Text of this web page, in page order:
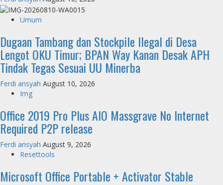
Umum
Dugaan Tambang dan Stockpile Ilegal di Desa
Lengot OKU Timur; BPAN Way Kanan Desak APH
Tindak Tegas Sesuai UU Minerba
Ferdi ansyah August 10, 2026
Img
Office 2019 Pro Plus AIO Massgrave No Internet
Required P2P release
Ferdi ansyah August 9, 2026
Resettools
Microsoft Office Portable + Activator Stable